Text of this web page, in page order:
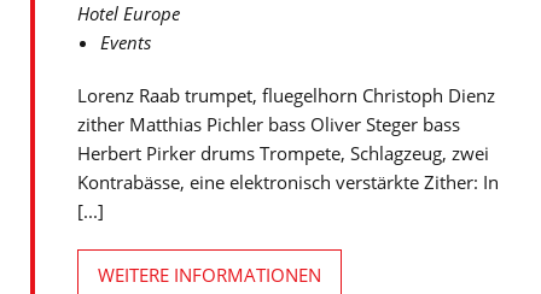
Hotel Europe
Events
Lorenz Raab trumpet, fluegelhorn Christoph Dienz
zither Matthias Pichler bass Oliver Steger bass
Herbert Pirker drums Trompete, Schlagzeug, zwei
Kontrabässe, eine elektronisch verstärkte Zither: In
[...]
WEITERE INFORMATIONEN